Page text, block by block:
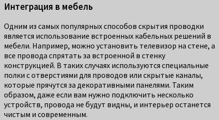
Интеграция в мебель
Одним из самых популярных способов скрытия проводки
является использование встроенных кабельных решений в
мебели. Например, можно установить телевизор на стене, а
все провода спрятать за встроенной в стенку
конструкцией. В таких случаях используются специальные
полки с отверстиями для проводов или скрытые каналы,
которые прячутся за декоративными панелями. Таким
образом, даже если вам нужно подключить несколько
устройств, провода не будут видны, и интерьер останется
чистым и современным.